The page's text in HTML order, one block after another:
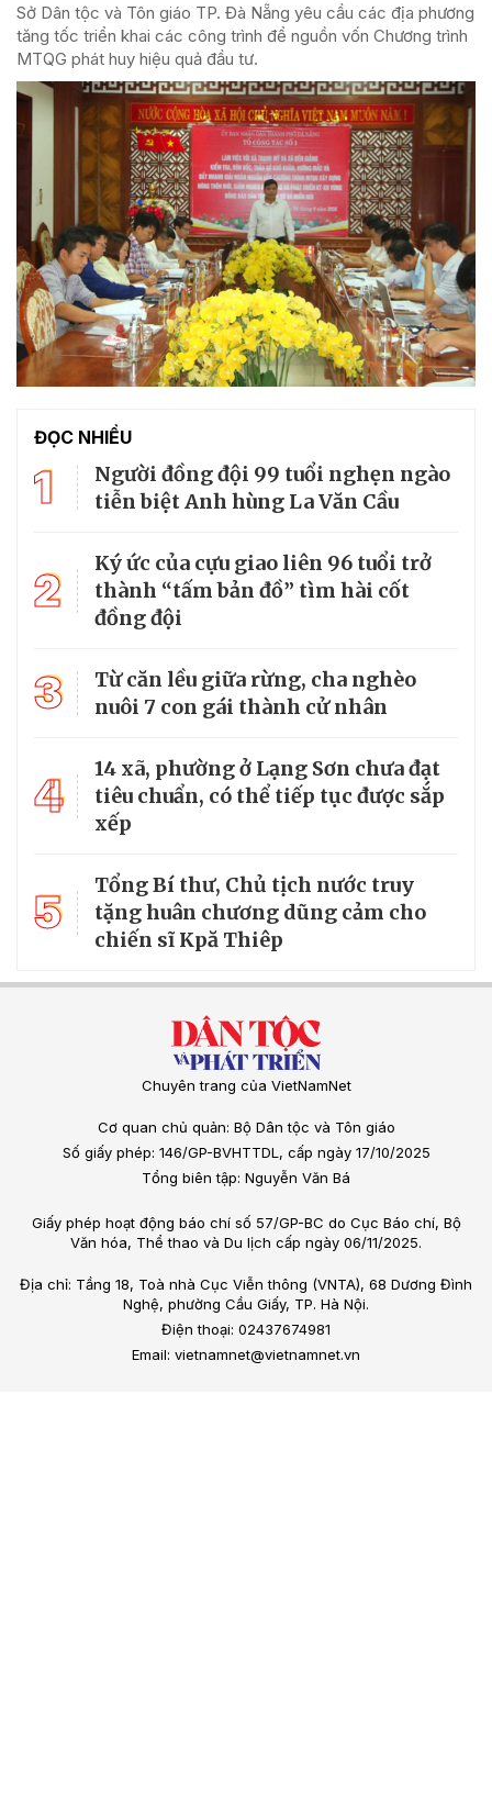
Sở Dân tộc và Tôn giáo TP. Đà Nẵng yêu cầu các địa phương
tăng tốc triển khai các công trình để nguồn vốn Chương trình
MTQG phát huy hiệu quả đầu tư.
ĐỌC NHIỀU
1
Người đồng đội 99 tuổi nghẹn ngào
tiễn biệt Anh hùng La Văn Cầu
2
Ký ức của cựu giao liên 96 tuổi trở
thành “tấm bản đồ” tìm hài cốt
đồng đội
3
Từ căn lều giữa rừng, cha nghèo
nuôi 7 con gái thành cử nhân
4
14 xã, phường ở Lạng Sơn chưa đạt
tiêu chuẩn, có thể tiếp tục được sắp
xếp
5
Tổng Bí thư, Chủ tịch nước truy
tặng huân chương dũng cảm cho
chiến sĩ Kpă Thiêp
Chuyên trang của VietNamNet
Cơ quan chủ quản: Bộ Dân tộc và Tôn giáo
Số giấy phép: 146/GP-BVHTTDL, cấp ngày 17/10/2025
Tổng biên tập: Nguyễn Văn Bá
Giấy phép hoạt động báo chí số 57/GP-BC do Cục Báo chí, Bộ
Văn hóa, Thể thao và Du lịch cấp ngày 06/11/2025.
Địa chỉ: Tầng 18, Toà nhà Cục Viễn thông (VNTA), 68 Dương Đình
Nghệ, phường Cầu Giấy, TP. Hà Nội.
Điện thoại: 02437674981
Email: vietnamnet@vietnamnet.vn